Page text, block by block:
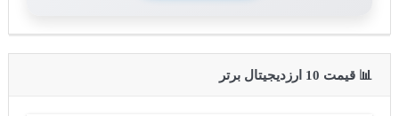
📊 قیمت 10 ارزدیجیتال برتر